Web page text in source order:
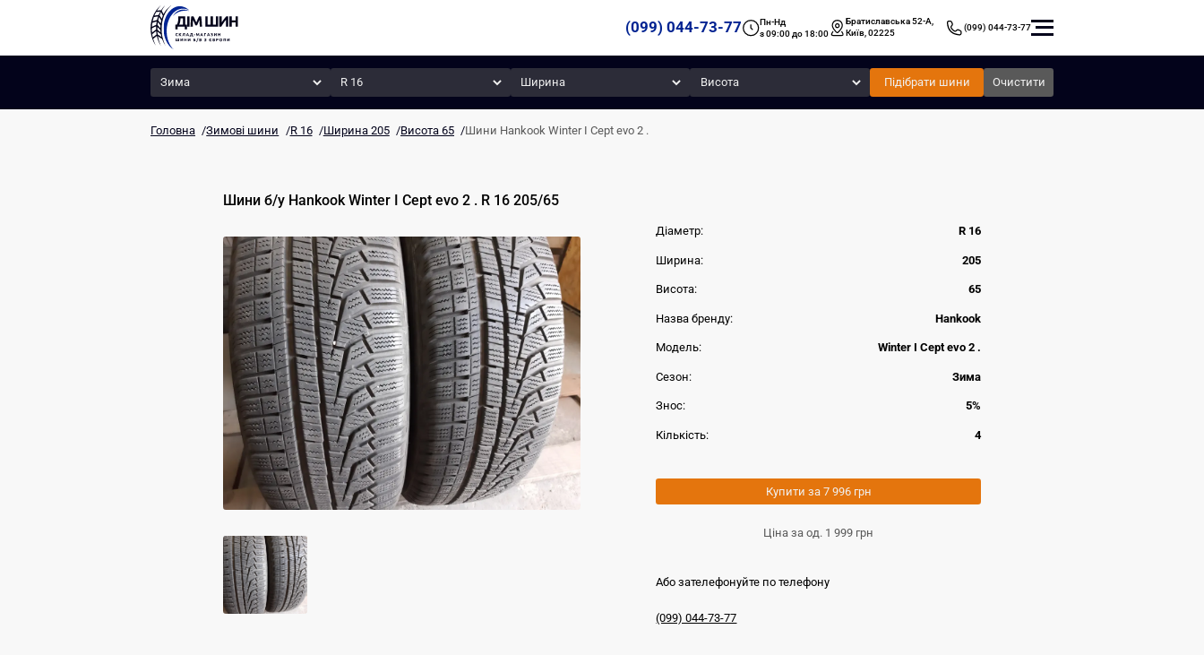
(099) 044-73-77
Пн-Нд
з 09:00 до 18:00
Братиславська 52-А,
Київ, 02225
(099) 044-73-77
Сезон Радіус Ширина Висота
Підібрати шини Очистити
Головна /Зимові шини /R 16 /Ширина 205 /Висота 65 /Шини Hankook Winter I Cept evo 2 .
Шини б/у Hankook Winter I Cept evo 2 . R 16 205/65
Діаметр: R 16
Ширина: 205
Висота: 65
Назва бренду: Hankook
Модель: Winter I Cept evo 2 .
Сезон: Зима
Знос: 5%
Кількість: 4
Купити за 7 996 грн
Ціна за од. 1 999 грн
Або зателефонуйте по телефону
(099) 044-73-77